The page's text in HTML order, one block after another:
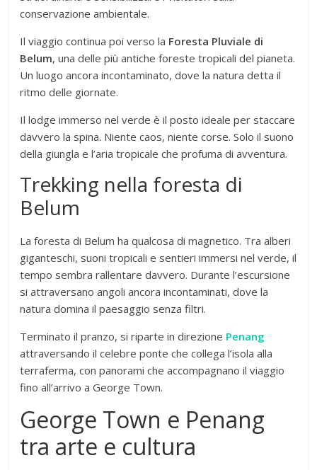
conservazione ambientale.
Il viaggio continua poi verso la Foresta Pluviale di
Belum, una delle più antiche foreste tropicali del pianeta.
Un luogo ancora incontaminato, dove la natura detta il
ritmo delle giornate.
Il lodge immerso nel verde è il posto ideale per staccare
davvero la spina. Niente caos, niente corse. Solo il suono
della giungla e l’aria tropicale che profuma di avventura.
Trekking nella foresta di
Belum
La foresta di Belum ha qualcosa di magnetico. Tra alberi
giganteschi, suoni tropicali e sentieri immersi nel verde, il
tempo sembra rallentare davvero. Durante l’escursione
si attraversano angoli ancora incontaminati, dove la
natura domina il paesaggio senza filtri.
Terminato il pranzo, si riparte in direzione Penang
attraversando il celebre ponte che collega l’isola alla
terraferma, con panorami che accompagnano il viaggio
fino all’arrivo a George Town.
George Town e Penang
tra arte e cultura